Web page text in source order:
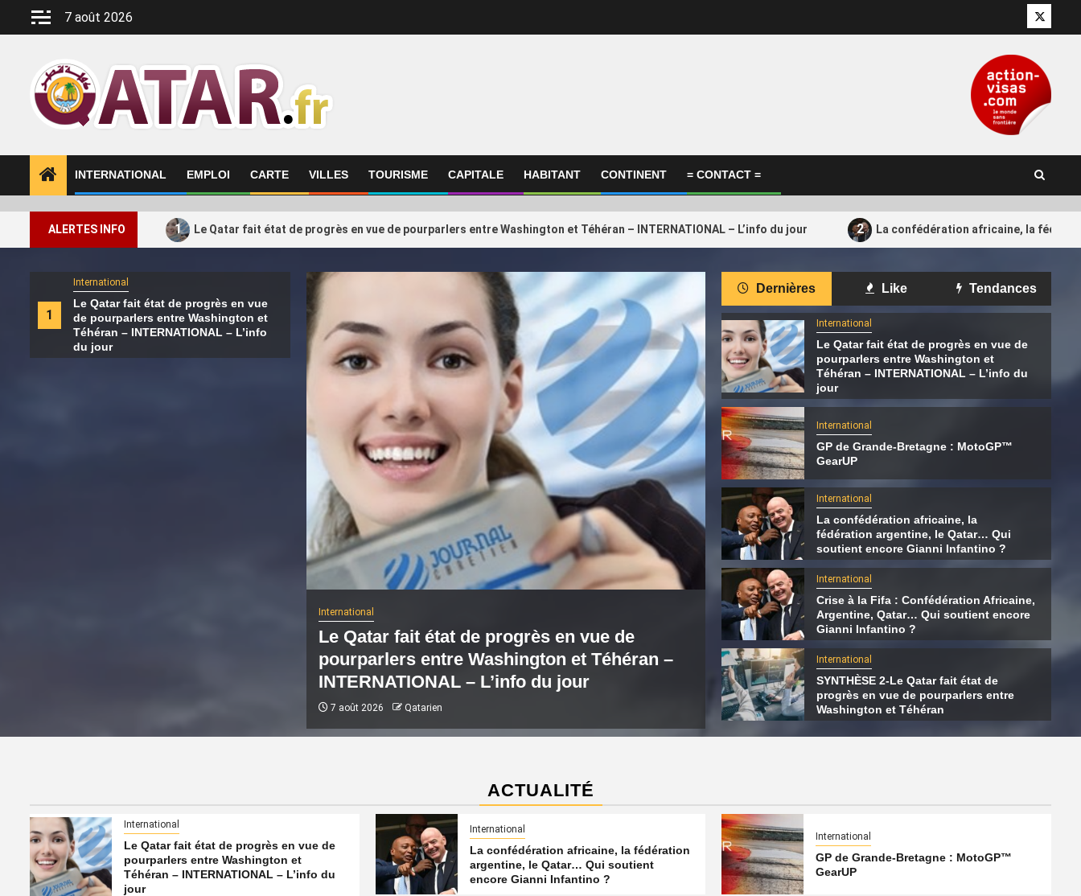
7 août 2026 Twitter
INTERNATIONAL EMPLOI CARTE VILLES TOURISME CAPITALE HABITANT CONTINENT = CONTACT =
ALERTES INFO 1 Le Qatar fait état de progrès en vue de pourparlers entre Washington et Téhéran – INTERNATIONAL – L’info du jour 2 La confédération africaine, la
1
International
Le Qatar fait état de progrès en vue
de pourparlers entre Washington et
Téhéran – INTERNATIONAL – L’info
du jour
2
fédération argentine, le Qatar… Qui
soutient encore Gianni Infantino ?
International
GP de Grande-Bretagne : MotoGP™
GearUP
4
International
Crise à la Fifa : Confédération
Africaine, Argentine, Qatar… Qui
soutient encore Gianni Infantino ?
International
Le Qatar fait état de progrès en vue de
pourparlers entre Washington et Téhéran –
INTERNATIONAL – L’info du jour
7 août 2026 Qatarien
International
La confédération africaine, la fédération
argentine, le Qatar… Qui soutient encore
Gianni Infantino ?
7 août 2026 Qatarien
Dernières Like Tendances
International
Le Qatar fait état de progrès en vue de
pourparlers entre Washington et
Téhéran – INTERNATIONAL – L’info du
jour
International
GP de Grande-Bretagne : MotoGP™
GearUP
International
La confédération africaine, la
fédération argentine, le Qatar… Qui
soutient encore Gianni Infantino ?
International
Crise à la Fifa : Confédération Africaine,
Argentine, Qatar… Qui soutient encore
Gianni Infantino ?
International
SYNTHÈSE 2-Le Qatar fait état de
progrès en vue de pourparlers entre
Washington et Téhéran
ACTUALITÉ
International
Le Qatar fait état de progrès en vue de
pourparlers entre Washington et
Téhéran – INTERNATIONAL – L’info du
jour
International
La confédération africaine, la fédération
argentine, le Qatar… Qui soutient
encore Gianni Infantino ?
International
GP de Grande-Bretagne : MotoGP™
GearUP